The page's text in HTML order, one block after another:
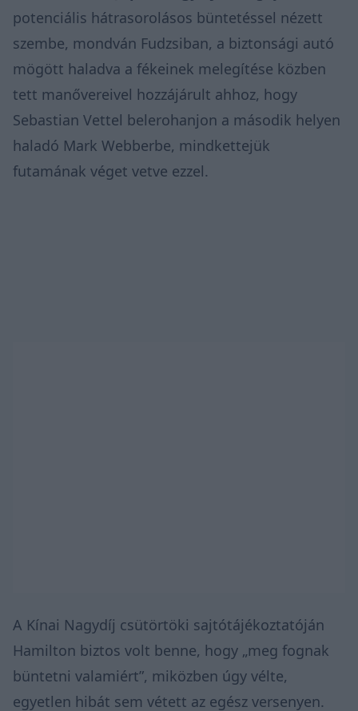
potenciális hátrasorolásos büntetéssel nézett
szembe, mondván Fudzsiban, a biztonsági autó
mögött haladva a fékeinek melegítése közben
tett manővereivel hozzájárult ahhoz, hogy
Sebastian Vettel belerohanjon a második helyen
haladó Mark Webberbe, mindkettejük
futamának véget vetve ezzel.
A Kínai Nagydíj csütörtöki sajtótájékoztatóján
Hamilton biztos volt benne, hogy „meg fognak
büntetni valamiért”, miközben úgy vélte,
egyetlen hibát sem vétett az egész versenyen.